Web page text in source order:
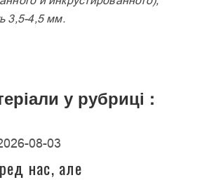
3,5-4,5 мм.
у рубриці :
08-03
нас, але